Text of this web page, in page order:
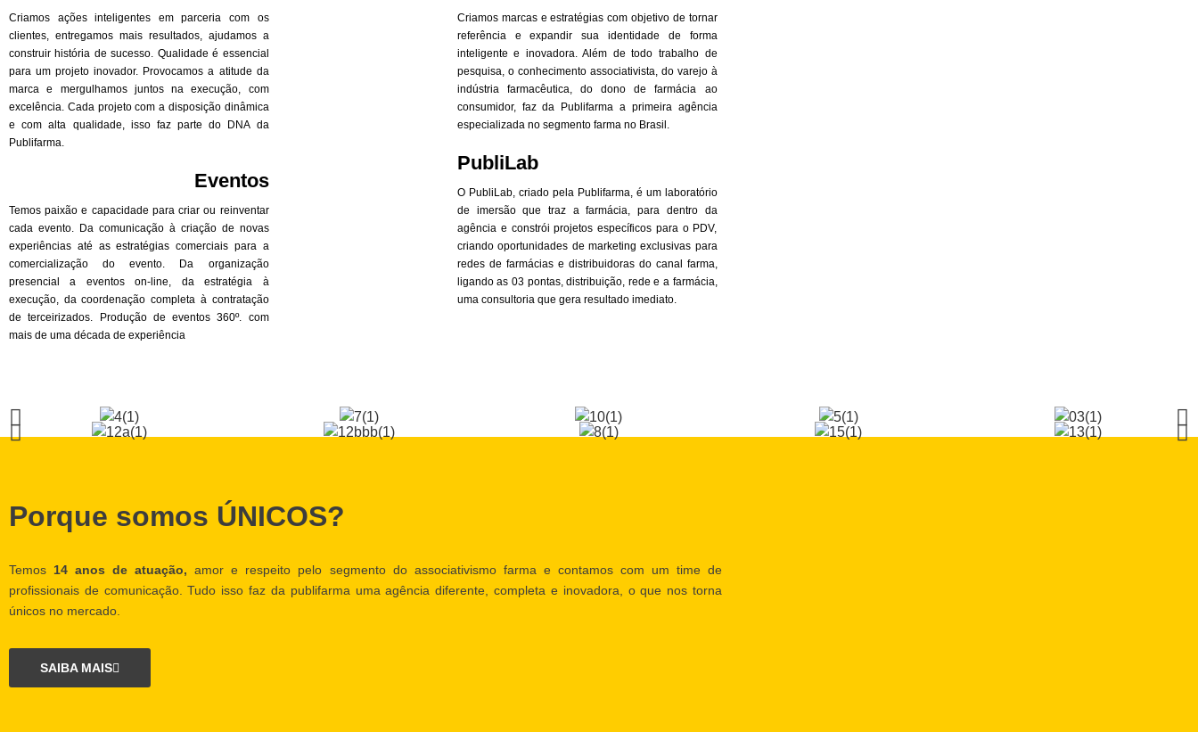
Criamos ações inteligentes em parceria com os
clientes, entregamos mais resultados, ajudamos a
construir história de sucesso. Qualidade é essencial
para um projeto inovador. Provocamos a atitude da
marca e mergulhamos juntos na execução, com
excelência. Cada projeto com a disposição dinâmica
e com alta qualidade, isso faz parte do DNA da
Publifarma.
Eventos
Temos paixão e capacidade para criar ou reinventar
cada evento. Da comunicação à criação de novas
experiências até as estratégias comerciais para a
comercialização do evento. Da organização
presencial a eventos on-line, da estratégia à
execução, da coordenação completa à contratação
de terceirizados. Produção de eventos 360º. com
mais de uma década de experiência
Criamos marcas e estratégias com objetivo de tornar
referência e expandir sua identidade de forma
inteligente e inovadora. Além de todo trabalho de
pesquisa, o conhecimento associativista, do varejo à
indústria farmacêutica, do dono de farmácia ao
consumidor, faz da Publifarma a primeira agência
especializada no segmento farma no Brasil.
PubliLab
O PubliLab, criado pela Publifarma, é um laboratório
de imersão que traz a farmácia, para dentro da
agência e constrói projetos específicos para o PDV,
criando oportunidades de marketing exclusivas para
redes de farmácias e distribuidoras do canal farma,
ligando as 03 pontas, distribuição, rede e a farmácia,
uma consultoria que gera resultado imediato.
Porque somos ÚNICOS?
Temos 14 anos de atuação, amor e respeito pelo segmento do associativismo farma e contamos com um time de
profissionais de comunicação. Tudo isso faz da publifarma uma agência diferente, completa e inovadora, o que nos torna
únicos no mercado.
SAIBA MAIS